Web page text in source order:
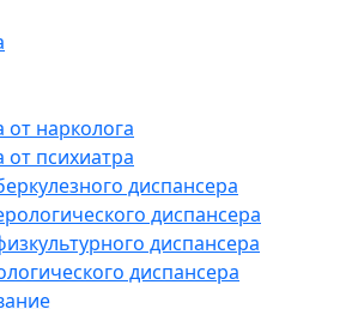
от нарколога
от психиатра
диспансера
диспансера
диспансера
диспансера